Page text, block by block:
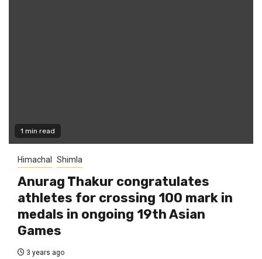
1 min read
Himachal Shimla
Anurag Thakur congratulates
athletes for crossing 100 mark in
medals in ongoing 19th Asian
Games
3 years ago